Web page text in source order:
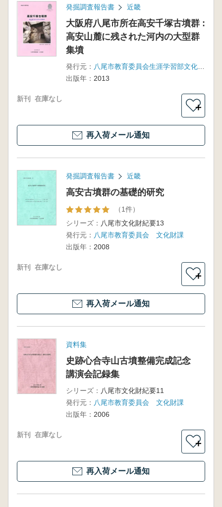
発掘調査報告書 近畿
大阪府八尾市所在高安千塚古墳群 :
高安山麓に残された河内の大型群
集墳
発行元：
八尾市教育委員会生涯学習部文化財課
出版年： 2013
新刊 在庫なし
＋
再入荷メール通知
発掘調査報告書 近畿
高安古墳群の基礎的研究
（1件）
シリーズ： 八尾市文化財紀要13
発行元： 八尾市教育委員会 文化財課
出版年： 2008
新刊 在庫なし
＋
再入荷メール通知
資料集
史跡心合寺山古墳整備完成記念
講演会記録集
シリーズ： 八尾市文化財紀要11
発行元： 八尾市教育委員会 文化財課
出版年： 2006
新刊 在庫なし
＋
再入荷メール通知